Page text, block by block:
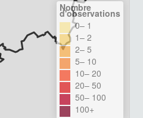
Nombre
d'observations
0– 1
1– 2
2– 5
5– 10
10– 20
20– 50
50– 100
100+